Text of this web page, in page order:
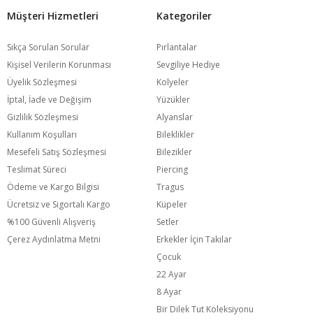
Müşteri Hizmetleri
Sıkça Sorulan Sorular
Kişisel Verilerin Korunması
Üyelik Sözleşmesi
İptal, İade ve Değişim
Gizlilik Sözleşmesi
Kullanım Koşulları
Mesefeli Satış Sözleşmesi
Teslimat Süreci
Ödeme ve Kargo Bilgisi
Ücretsiz ve Sigortalı Kargo
%100 Güvenli Alışveriş
Çerez Aydınlatma Metni
Kategoriler
Pırlantalar
Sevgiliye Hediye
Kolyeler
Yüzükler
Alyanslar
Bileklikler
Bilezikler
Piercing
Tragus
Küpeler
Setler
Erkekler İçin Takılar
Çocuk
22 Ayar
8 Ayar
Bir Dilek Tut Koleksiyonu